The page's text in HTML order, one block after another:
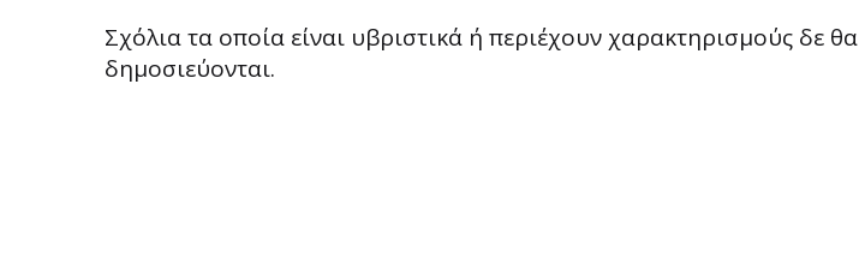
Σχόλια τα οποία είναι υβριστικά ή περιέχουν χαρακτηρισμούς δε θα
δημοσιεύονται.